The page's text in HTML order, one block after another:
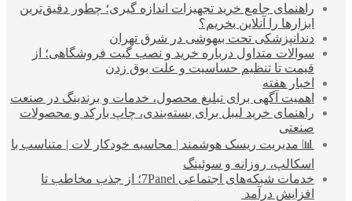
راهنمای جامع خرید تجهیزات اندازه گیری؛ چطور دقیق‌ترین
ابزارها را آنلاین بخریم؟
دندانپزشکی تحت بیهوشی در شرق تهران
سوالات متداول درباره خرید و نصب گیت فروشگاهی؛ از
قیمت تا تنظیم حساسیت و علت بوق زدن
اخبار هفته
اهمیت آگهی برای تبلیغ محصول، خدمات و برندینگ در صنعت
راهنمای خرید لیبل برای بسته‌بندی، چاپ بارکد و محصولات
صنعتی
📊 مدیریت ریسک هوشمند | محاسبه خودکار لات | متناسب با
اسکالپ، روزانه و سوئینگ
خدمات شبکه‌های اجتماعی 7Panel؛ از جذب مخاطب تا
افزایش درآمد